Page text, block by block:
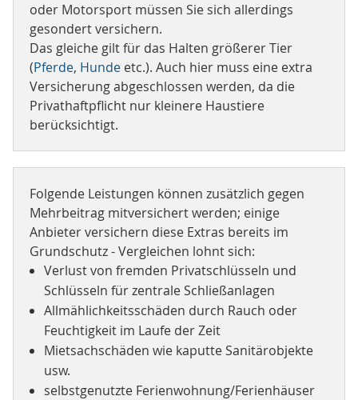
oder Motorsport müssen Sie sich allerdings
gesondert versichern.
Das gleiche gilt für das Halten größerer Tier
(Pferde, Hunde etc.). Auch hier muss eine extra
Versicherung abgeschlossen werden, da die
Privathaftpflicht nur kleinere Haustiere
berücksichtigt.
Folgende Leistungen können zusätzlich gegen
Mehrbeitrag mitversichert werden; einige
Anbieter versichern diese Extras bereits im
Grundschutz - Vergleichen lohnt sich:
Verlust von fremden Privatschlüsseln und
Schlüsseln für zentrale Schließanlagen
Allmählichkeitsschäden durch Rauch oder
Feuchtigkeit im Laufe der Zeit
Mietsachschäden wie kaputte Sanitärobjekte
usw.
selbstgenutzte Ferienwohnung/Ferienhäuser